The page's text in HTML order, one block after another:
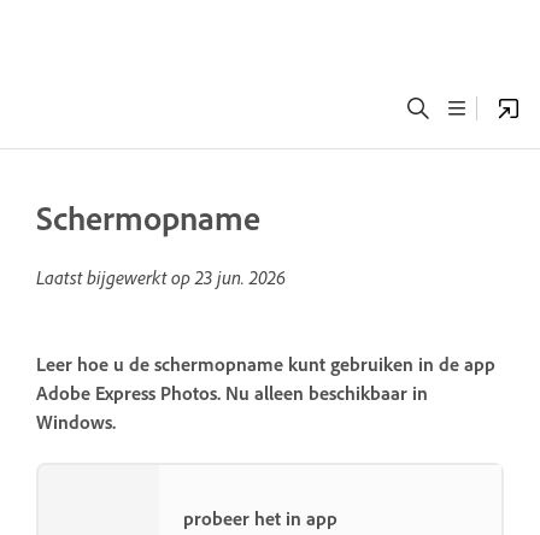
Schermopname
Laatst bijgewerkt op23 jun. 2026
Leer hoe u de schermopname kunt gebruiken in de app
Adobe Express Photos. Nu alleen beschikbaar in
Windows.
probeer het in app